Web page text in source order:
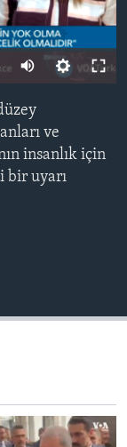
ve
insanlık için
bir uyarı